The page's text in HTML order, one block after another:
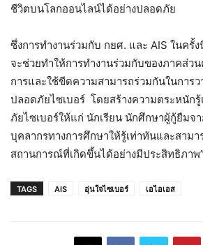
ชีวิตบนโลกออนไลน์ได้อย่างปลอดภัย
ซึ่งการทำงานร่วมกับ กยศ. และ AIS ในครั้
จะช่วยทำให้การทำงานร่วมกับของภาคส่ว
การและใช้ขีดความสามารถร่วมกันในการ
ปลอดภัยไซเบอร์ โดยสร้างความตระหนักรู้
ภัยไซเบอร์ให้แก่ นักเรียน นักศึกษาผู้กู้ยืมจ
บุคลากรทางการศึกษาให้รู้เท่าทันและสาม
สถานการณ์ที่เกิดขึ้นได้อย่างมีประสิทธิภาพ”
TAGS AIS อุ่นใจไซเบอร์ เอไอเอส